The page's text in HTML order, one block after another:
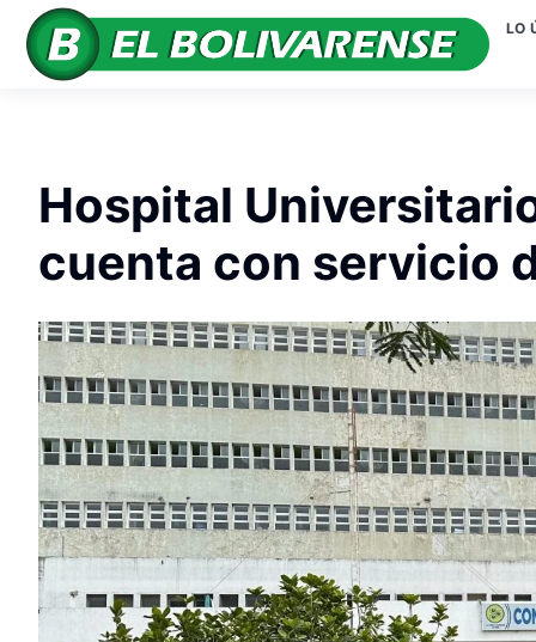
LO
Hospital
cuenta con servicio